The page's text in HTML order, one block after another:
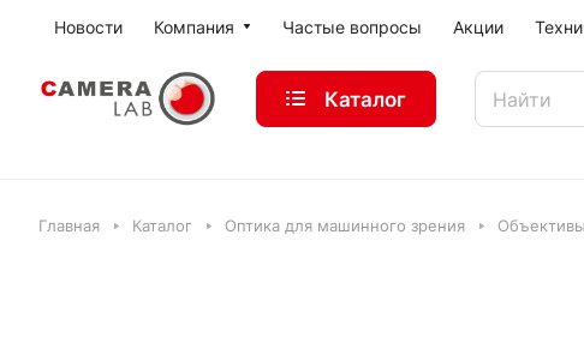
Новости Компания Частые вопросы Акции
Каталог
Главная Каталог Оптика для машинного зрения